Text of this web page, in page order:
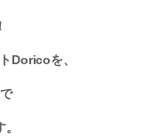
Doricoを、